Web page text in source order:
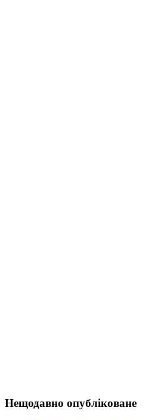
Нещодавно опубліковане